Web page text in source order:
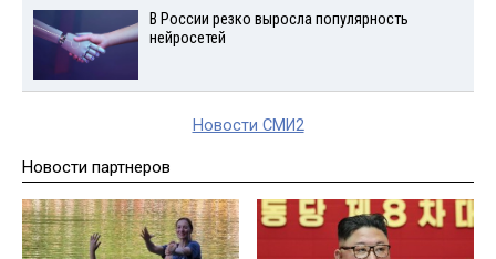
В России резко выросла популярность
нейросетей
Новости СМИ2
Новости партнеров